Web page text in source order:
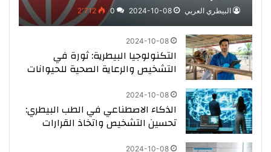
البيطري العربي 2024-10-08
0 2٬712
2024-10-08
التكنولوجيا البيطرية: ثورة في
التشخيص والرعاية الصحية للحيوانات
2024-10-08
الذكاء الاصطناعي في الطب البيطري:
تحسين التشخيص واتخاذ القرارات
2024-10-08